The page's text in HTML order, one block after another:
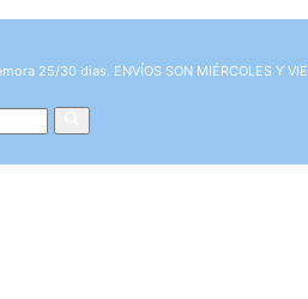
25/30 dias. ENVÍOS SON MIÉRCOLES Y